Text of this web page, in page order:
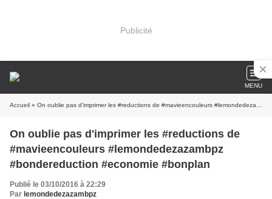
Publicité
MENU
Accueil » On oublie pas d'imprimer les #reductions de #mavieencouleurs #lemondedezazambpz #bondereduction #economie #bonplan
On oublie pas d'imprimer les #reductions de
#mavieencouleurs #lemondedezazambpz
#bondereduction #economie #bonplan
Publié le 03/10/2016 à 22:29
Par lemondedezazambpz